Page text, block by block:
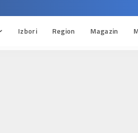
Izbori Region Magazin